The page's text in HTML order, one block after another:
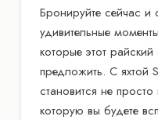
Бронируйте сейчас и
удивительные
которые этот
предложить. С яхтой
становится не
которую вы будете